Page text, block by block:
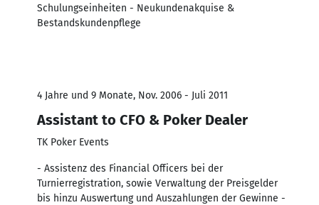
Schulungseinheiten - Neukundenakquise &
Bestandskundenpflege
4 Jahre und 9 Monate, Nov. 2006 - Juli 2011
Assistant to CFO & Poker Dealer
TK Poker Events
- Assistenz des Financial Officers bei der
Turnierregistration, sowie Verwaltung der Preisgelder
bis hinzu Auswertung und Auszahlungen der Gewinne -